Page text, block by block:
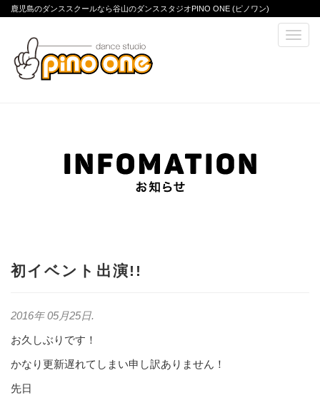
鹿児島のダンススクールなら谷山のダンススタジオPINO ONE (ピノワン)
初イベント出演!!
2016年 05月25日.
お久しぶりです！
かなり更新遅れてしまい申し訳ありません！
先日